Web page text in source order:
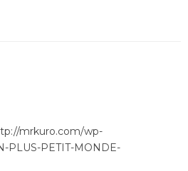
mrkuro.com/wp-
PLUS-PETIT-MONDE-